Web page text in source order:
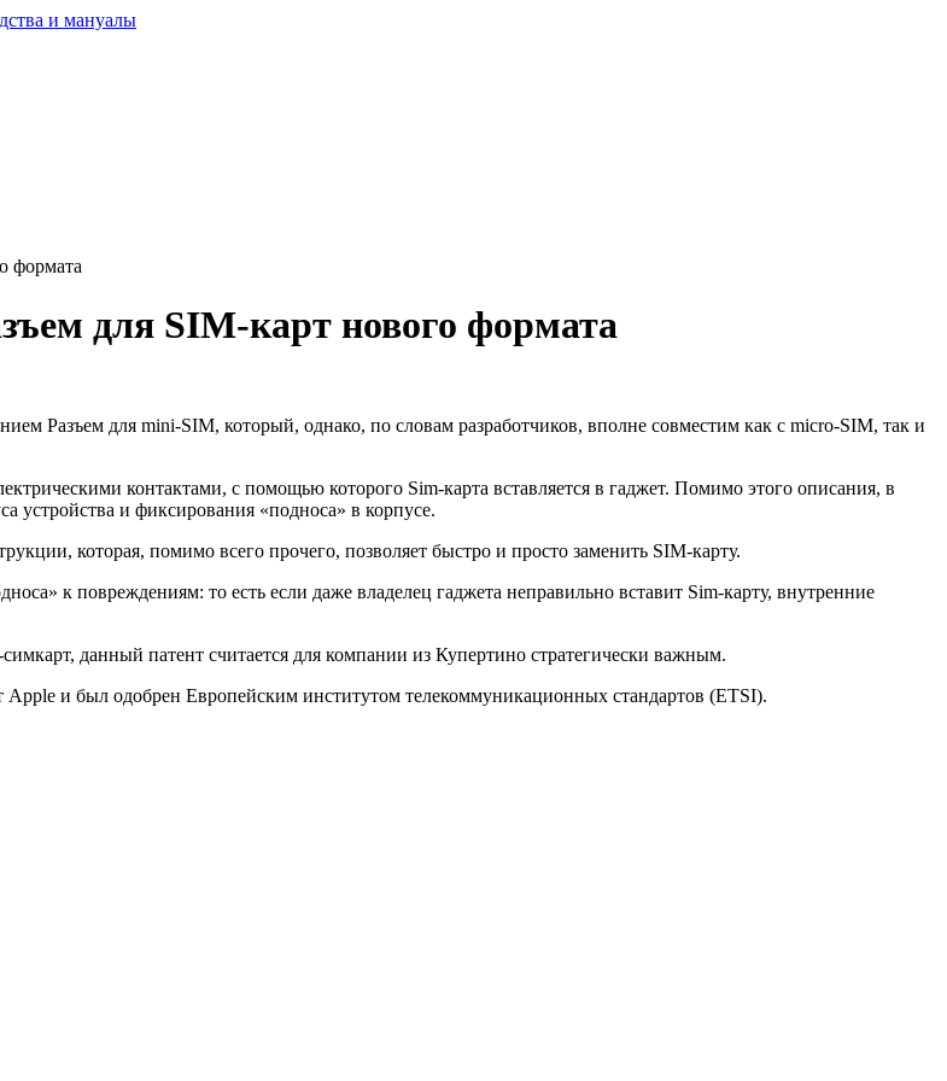
и мануалы
формата
для SIM-карт нового формата
Разъем для mini-SIM, который, однако, по словам разработчиков, вполне совместим как с micro-SIM, так и
контактами, с помощью которого Sim-карта вставляется в гаджет. Помимо этого описания, в
устройства и фиксирования «подноса» в корпусе.
которая, помимо всего прочего, позволяет быстро и просто заменить SIM-карту.
к повреждениям: то есть если даже владелец гаджета неправильно вставит Sim-карту, внутренние
данный патент считается для компании из Купертино стратегически важным.
и был одобрен Европейским институтом телекоммуникационных стандартов (ETSI).